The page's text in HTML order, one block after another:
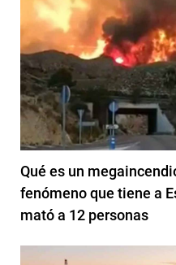
Qué es un
fenómeno que tiene a
mató a 12 personas